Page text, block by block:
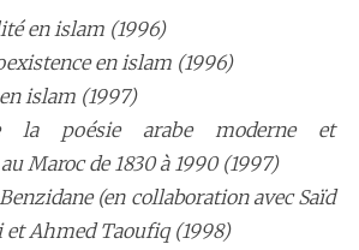
en islam (1996)
en islam (1996)
islam (1997)
la poésie arabe moderne et
Maroc de 1830 à 1990 (1997)
(en collaboration avec Saïd
et Ahmed Taoufiq (1998)